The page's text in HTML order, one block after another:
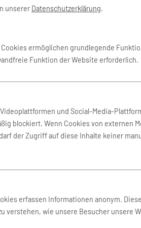
2026-21. Okt. 2026
2026 - 19. Okt. 2026
unserer Datenschutzerklärung.
Cookies ermöglichen grundlegende
Funktion der Website erforderlich.
und Social-Media-
blockiert. Wenn Cookies von externen
der Zugriff auf diese Inhalte keiner
erfassen Informationen anonym.
verstehen, wie unsere Besucher unsere